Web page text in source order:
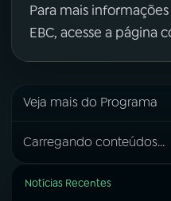
Para mais
EBC, acesse a página
Veja mais do Programa
Carregando conteúdos...
Notícias Recentes